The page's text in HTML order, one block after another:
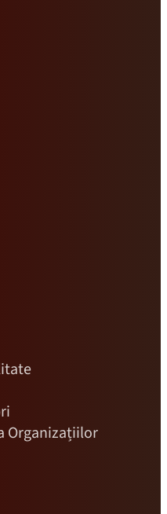
Organizațiilor